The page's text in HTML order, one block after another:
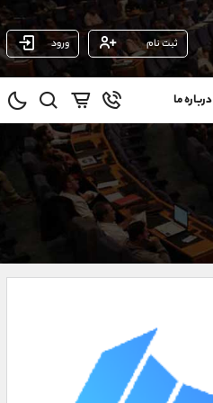
ثبت نام ورود
درباره ما
(یوسف فرخنده)
09194198792
شروع گفتگو
@Armteam_admin_33
021-22021030
021-22021040
@alirezamehrabi_com
@alirezamehrabi_official